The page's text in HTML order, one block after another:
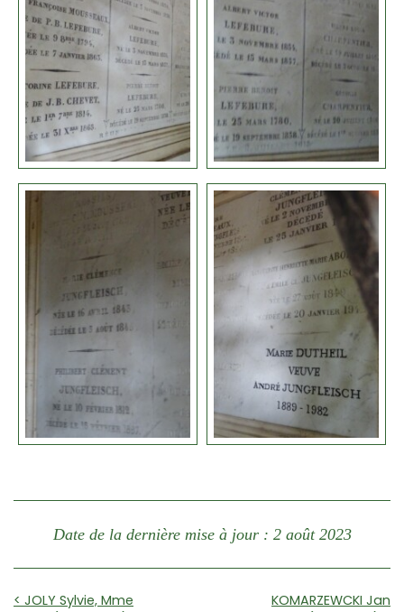
Date de la dernière mise à jour : 2 août 2023
< JOLY Sylvie, Mme
KOMARZEWCKI Jan